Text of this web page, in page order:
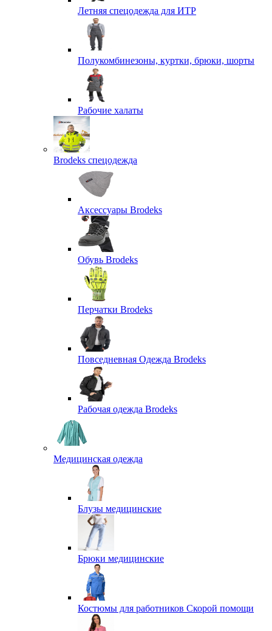
Летняя спецодежда для ИТР
Полукомбинезоны, куртки, брюки, шорты
Рабочие халаты
Brodeks спецодежда
Аксессуары Brodeks
Обувь Brodeks
Перчатки Brodeks
Повседневная Одежда Brodeks
Рабочая одежда Brodeks
Медицинская одежда
Блузы медицинские
Брюки медицинские
Костюмы для работников Скорой помощи